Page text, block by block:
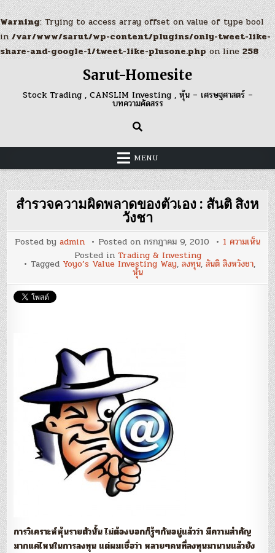
Warning: Trying to access array offset on value of type bool
in/var/www/sarut/wp-content/plugins/only-tweet-like-
share-and-google-1/tweet-like-plusone.phpon line258
content
Sarut-Homesite
Stock Trading , CANSLIM Investing , หุ้น – เศรษฐศาสตร์ –
บทความคัดสรร
MENU
สำรวจความผิดพลาดของตัวเอง : สันติ สิงห
วังชา
Posted by admin Posted on กรกฎาคม 9, 2010 1 ความเห็นบน
สำ
คว
ผิด
พล
ของ
เอง
สันติ
สิงห
วัง
Posted in Trading & Investing
Tagged Yoyo’s Value Investing Way, ลงทุน, สันติ สิงหวังชา,
หุ้น
การวิเคราะห์หุ้นรายตัวนั้น ไม่ต้องบอกก็รู้ๆกันอยู่แล้วว่า มีความสำคัญ
มากแค่ไหนในการลงทุน แต่ผมเชื่อว่า หลายๆคนที่ลงทุนมานานแล้วยัง